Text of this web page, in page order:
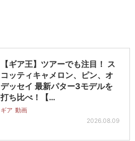
【ギア王】ツアーでも注目！ ス
コッティキャメロン、ピン、オ
デッセイ 最新パター3モデルを
打ち比べ！【…
ギア 動画
2026.08.09